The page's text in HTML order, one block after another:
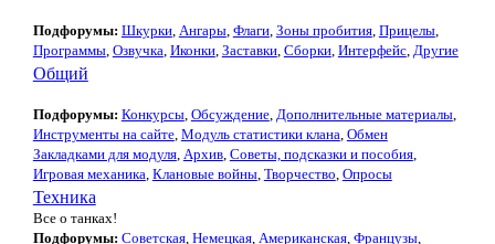
Подфорумы: Шкурки, Ангары, Флаги, Зоны пробития, Прицелы,
Программы, Озвучка, Иконки, Заставки, Сборки, Интерфейс, Другие
Общий
Подфорумы: Конкурсы, Обсуждение, Дополнительные материалы,
Инструменты на сайте, Модуль статистики клана, Обмен
Закладками для модуля, Архив, Советы, подсказки и пособия,
Игровая механика, Клановые войны, Творчество, Опросы
Техника
Все о танках!
Подфорумы: Советская, Немецкая, Американская, Французы,